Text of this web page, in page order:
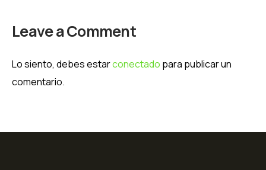
Leave a Comment
Lo siento, debes estarconectado para publicar un
comentario.